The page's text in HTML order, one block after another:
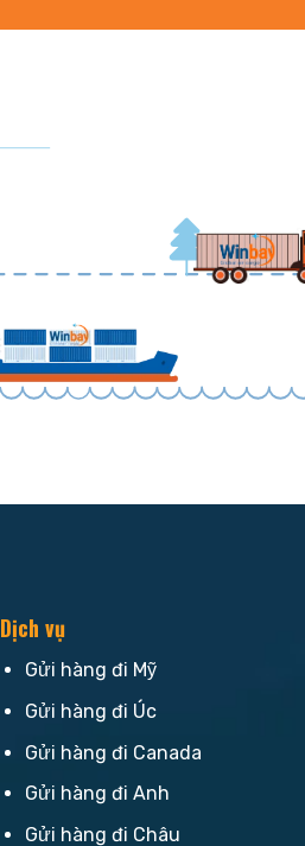
Dịch vụ
Gửi hàng đi Mỹ
Gửi hàng đi Úc
Gửi hàng đi Canada
Gửi hàng đi Anh
Gửi hàng đi Châu